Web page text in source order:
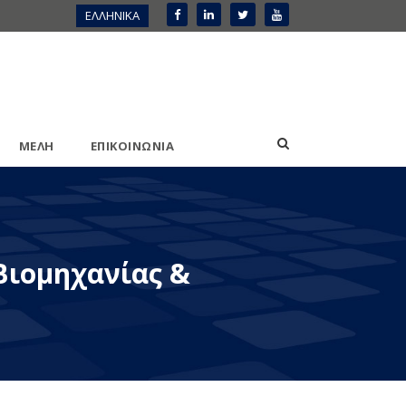
ΕΛΛΗΝΙΚΑ
ΜΕΛΗ ΕΠΙΚΟΙΝΩΝΙΑ
&